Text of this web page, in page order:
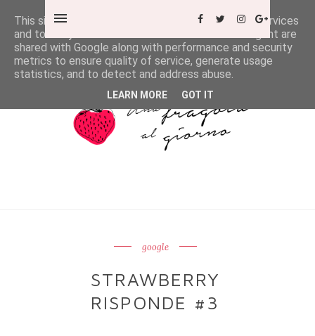
google
STRAWBERRY
RISPONDE #3
This site uses cookies from Google to deliver its services
and to analyze traffic. Your IP address and user-agent are
shared with Google along with performance and security
metrics to ensure quality of service, generate usage
statistics, and to detect and address abuse.
LEARN MORE GOT IT